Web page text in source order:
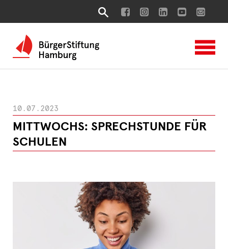
10.07.2023
MITTWOCHS: SPRECHSTUNDE FÜR
SCHULEN